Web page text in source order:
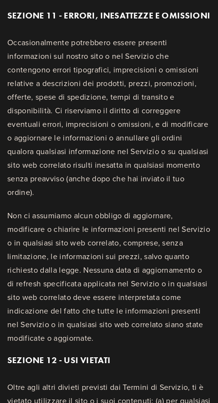
SEZIONE 11 - ERRORI, INESATTEZZE E OMISSIONI
Occasionalmente potrebbero essere presenti
informazioni sul nostro sito o nel Servizio che
contengono errori tipografici, imprecisioni o omissioni
relative a descrizioni dei prodotti, prezzi, promozioni,
offerte, spese di spedizione, tempi di transito e
disponibilità. Ci riserviamo il diritto di correggere
eventuali errori, imprecisioni o omissioni, e di modificare
o aggiornare le informazioni o annullare gli ordini
qualora qualsiasi informazione nel Servizio o su qualsiasi
sito web correlato risulti inesatta in qualsiasi momento
senza preavviso (anche dopo che hai inviato il tuo
ordine).
Non ci assumiamo alcun obbligo di aggiornare,
modificare o chiarire le informazioni presenti nel Servizio
o in qualsiasi sito web correlato, comprese, senza
limitazione, le informazioni sui prezzi, salvo quanto
richiesto dalla legge. Nessuna data di aggiornamento o
di refresh specificata applicata nel Servizio o in qualsiasi
sito web correlato deve essere interpretata come
indicazione del fatto che tutte le informazioni presenti
nel Servizio o in qualsiasi sito web correlato siano state
modificate o aggiornate.
SEZIONE 12 - USI VIETATI
Oltre agli altri divieti previsti dai Termini di Servizio, ti è